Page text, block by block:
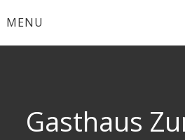
toMENU
Gasthaus